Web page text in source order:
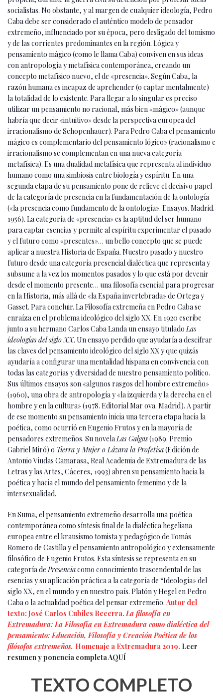
socialistas. No obstante, y al margen de cualquier ideología, Pedro
Caba debe ser considerado el auténtico modelo de pensador
extremeño, influenciado por su época, pero desligado del tomismo
y de las corrientes predominantes en la región. Lógica y
pensamiento mágico (como le llama Caba) conviven en sus ideas
con antropología y metafísica contemporánea, creando un
concepto metafísico nuevo, el de «presencia». Según Caba, la
razón humana es incapaz de aprehender (o captar mentalmente)
la totalidad de lo existente. Para llegar a lo singular es preciso
utilizar un pensamiento no racional, más bien «mágico» (aunque
habría que decir «intuitivo» desde la perspectiva europea del
irracionalismo de Schopenhauer). Para Pedro Caba el pensamiento
mágico es complementario del pensamiento lógico» (racionalismo e
irracionalismo se complementan en una nueva categoría
metafísica). Es una dualidad metafísica que representa al individuo
humano como una simbiosis entre biología y espíritu. En una
segunda etapa de su pensamiento pone de relieve el decisivo papel
de la categoría de presencia en la fundamentación de la ontología
(«la presencia como fundamento de la ontología». Ensayos. Madrid.
1956). La categoría de «presencia» es la aptitud del ser humano
para captar esencias y permite al espíritu experimentar el pasado
y el futuro como «presentes»… un bello concepto que se puede
aplicar a nuestra Historia de España. Nuestro pasado y nuestro
futuro desde una categoría presencial dialéctica que representa y
subsume a la vez los momentos pasados y lo que está por devenir
desde el momento presente… una filosofía esencial para progresar
en la Historia, más allá de «la España invertebrada» de Ortega y
Gasset. Para concluir. La Filosofía extremeña en Pedro Caba se
enraíza en el problema ideológico del siglo XX. En 1920 escribe
junto a su hermano Carlos Caba Landa un ensayo tituladoLas
ideologías del siglo XX. Un ensayo perdido que ayudaría a descifrar
las claves del pensamiento ideológico del siglo XX y que quizás
ayudaría a configurar una mentalidad hispana en convivencia con
todas las categorías y diversidad de nuestro pensamiento político.
Sus últimos ensayos son «algunos rasgos del hombre extremeño»
(1960), una obra de antropología y «la izquierda y la derecha en el
hombre y en la cultura» (1978. Editorial Mar ova. Madrid). A partir
de ese momento su pensamiento inicia una tercera etapa hacia la
poética, como ocurrió en Eugenio Frutos y en la mayoría de
pensadores extremeños. Su novelaLas Galgas(1989. Premio
Gabriel Miró) o Tierra y Mujer o Lázara la Profetisa(Edición de
Antonio Viudas Camarasa, Real Academia de Extremadura de las
Letras y las Artes, Cáceres, 1993) abren su pensamiento hacia la
poética y hacia el mundo del pensamiento femenino y de la
intersexualidad.
En Suma, el pensamiento extremeño desarrolla una poética
contemporánea como síntesis final de la dialéctica hegeliana
europea entre el krausismo tomista y pedagógico de Tomás
Romero de Castilla y el pensamiento antropológico y extensamente
filosófico de Eugenio Frutos. Esta síntesis se representa en su
categoría dePresenciacomo conocimiento trascendental de las
esencias y su aplicación práctica a la categoría de “Ideología» del
siglo XX, en el mundo y en nuestro país. Platón y Hegel en Pedro
Caba o la actualidad poética del pensar extremeño. Autor del
texto: José Carlos Cubiles Becerra.La filosofía en
Extremadura: La Filosofía en Extremadura como dialéctica del
pensamiento: Educación, Filosofía y Creación Poética de los
filósofos extremeños. Homenaje a Extremadura 2019. Leer
resumen y ponencia completa AQUÍ
TEXTO COMPLETO